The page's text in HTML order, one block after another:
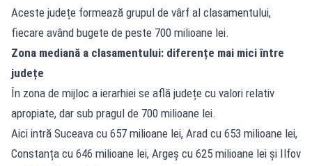
Aceste județe formează grupul de vârf al clasamentului,
fiecare având bugete de peste 700 milioane lei.
Zona mediană a clasamentului: diferențe mai mici între
județe
În zona de mijloc a ierarhiei se află județe cu valori relativ
apropiate, dar sub pragul de 700 milioane lei.
Aici intră Suceava cu 657 milioane lei, Arad cu 653 milioane lei,
Constanța cu 646 milioane lei, Argeș cu 625 milioane lei și Ilfov